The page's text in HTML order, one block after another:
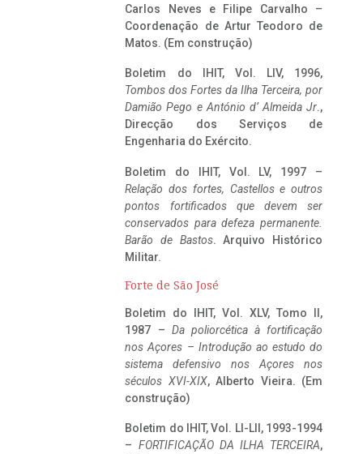
Carlos Neves e Filipe Carvalho –
Coordenação de Artur Teodoro de
Matos. (Em construção)
Boletim do IHIT, Vol. LIV, 1996,
Tombos dos Fortes da Ilha Terceira, por
Damião Pego e António d’ Almeida Jr.,
Direcção dos Serviços de
Engenharia do Exército.
Boletim do IHIT, Vol. LV, 1997 –
Relação dos fortes, Castellos e outros
pontos fortificados que devem ser
conservados para defeza permanente.
Barão de Bastos. Arquivo Histórico
Militar.
Forte de São José
Boletim do IHIT, Vol. XLV, Tomo II,
1987 – Da poliorcética à fortificação
nos Açores – Introdução ao estudo do
sistema defensivo nos Açores nos
séculos XVI-XIX, Alberto Vieira. (Em
construção)
Boletim do IHIT, Vol. LI-LII, 1993-1994
– FORTIFICAÇÃO DA ILHA TERCEIRA,